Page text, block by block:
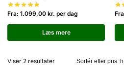
Fra: 1.099,00 kr. per dag
Læs mere
Viser 2 resultater